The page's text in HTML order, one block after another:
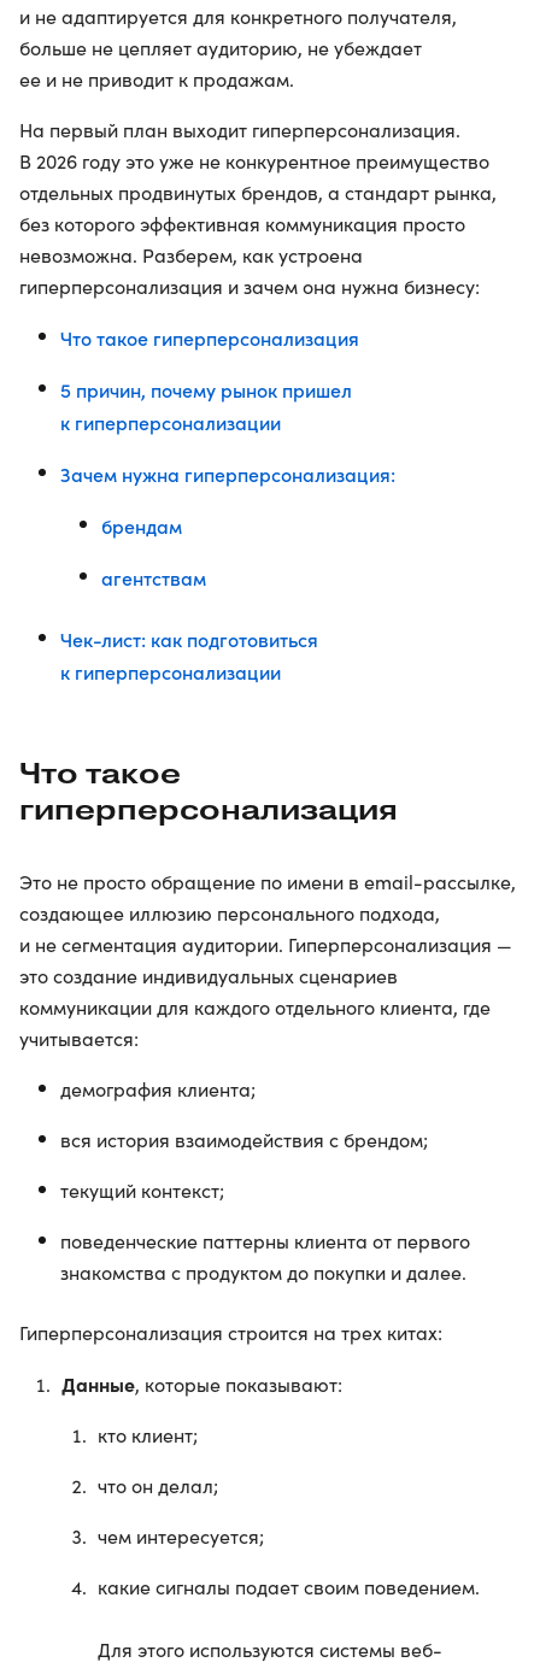
и не адаптируется для конкретного получателя,
больше не цепляет аудиторию, не убеждает
ее и не приводит к продажам.
На первый план выходит гиперперсонализация.
В 2026 году это уже не конкурентное преимущество
отдельных продвинутых брендов, а стандарт рынка,
без которого эффективная коммуникация просто
невозможна. Разберем, как устроена
гиперперсонализация и зачем она нужна бизнесу:
Что такое гиперперсонализация
5 причин, почему рынок пришел
к гиперперсонализации
Зачем нужна гиперперсонализация:
брендам
агентствам
Чек-лист: как подготовиться
к гиперперсонализации
Что такое
гиперперсонализация
Это не просто обращение по имени в email-рассылке,
создающее иллюзию персонального подхода,
и не сегментация аудитории. Гиперперсонализация —
это создание индивидуальных сценариев
коммуникации для каждого отдельного клиента, где
учитывается:
демография клиента;
вся история взаимодействия с брендом;
текущий контекст;
поведенческие паттерны клиента от первого
знакомства с продуктом до покупки и далее.
Гиперперсонализация строится на трех китах:
Данные, которые показывают:
кто клиент;
что он делал;
чем интересуется;
какие сигналы подает своим поведением.
Для этого используются системы веб-